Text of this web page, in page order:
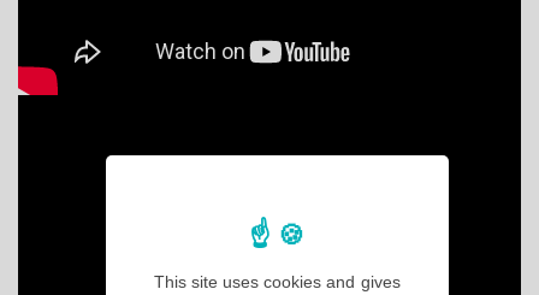
This site uses cookies and gives